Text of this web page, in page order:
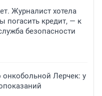
Журналист хотела
погасить кредит, — к
безопасности
Лерчек: у